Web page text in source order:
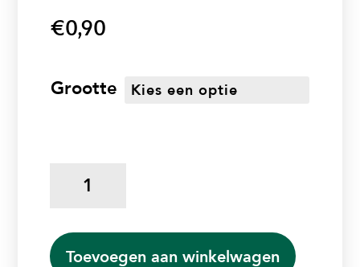
€0,90
Grootte
Toevoegen aan winkelwagen